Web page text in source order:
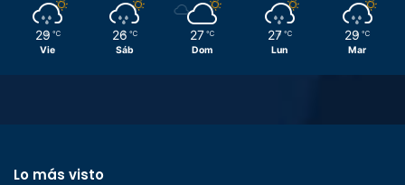
29 ℃
Vie
26 ℃
Sáb
27 ℃
Dom
27 ℃
Lun
29 ℃
Mar
Lo más visto